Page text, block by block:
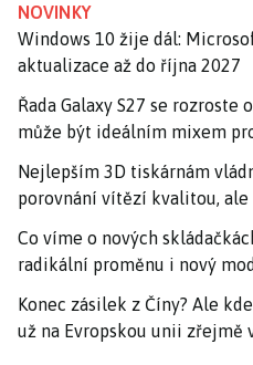
NOVINKY
Windows 10 žije dál:
aktualizace až do října 2027
Řada Galaxy S27 se
může být ideálním mixem
Nejlepším 3D tiskárnám
porovnání vítězí kvalitou, ale
Co víme o nových
radikální proměnu i nový
Konec zásilek z Číny? Ale
už na Evropskou unii zřejmě